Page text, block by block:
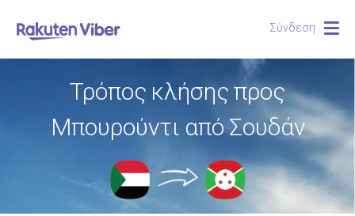
Σύνδεση
Τρόπος κλήσης προς
Μπουρούντι από Σουδάν